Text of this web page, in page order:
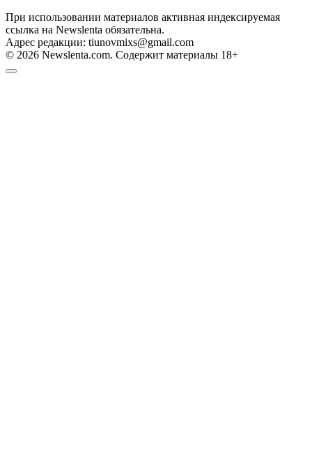
При использовании материалов активная индексируемая
ссылка на Newslenta обязательна.
Адрес редакции: tiunovmixs@gmail.com
© 2026 Newslenta.com. Содержит материалы 18+